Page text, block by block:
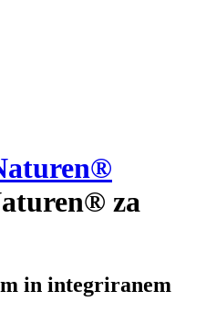
za
in integriranem